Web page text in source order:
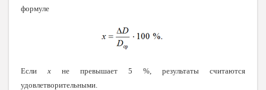
формуле
Если x не превышает 5 %, результаты считаются
удовлетворительными.